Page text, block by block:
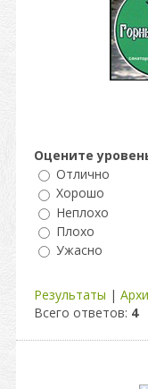
Оцените
Отлично
Хорошо
Неплохо
Плохо
Ужасно
Результаты |
Всего ответов: 4